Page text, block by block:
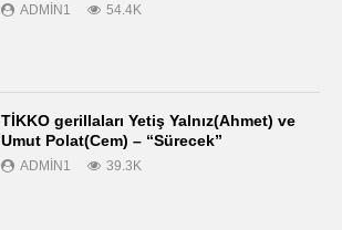
ADMIN1 54.4K
TİKKO gerillaları Yetiş Yalnız(Ahmet) ve
Umut Polat(Cem) – “Sürecek”
ADMIN1 39.3K